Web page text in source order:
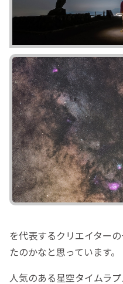
を代表するクリエイター
たのかなと思っています。
人気のある星空タイムラ